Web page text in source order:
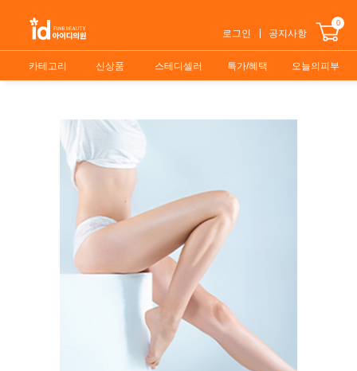
로그인 공지사항
카테고리 신상품 스테디셀러 특가/혜택 오늘의피부
0